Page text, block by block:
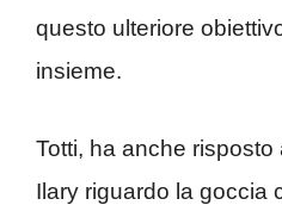
questo ulteriore
insieme.
Totti, ha anche risposto
Ilary riguardo la goccia